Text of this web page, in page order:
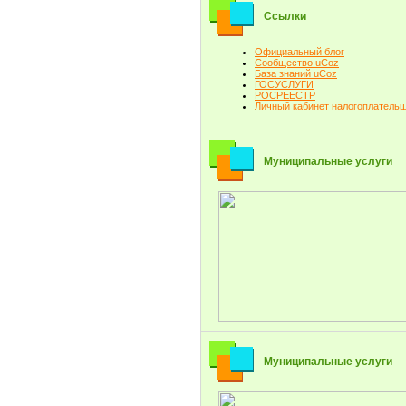
Ссылки
Официальный блог
Сообщество uCoz
База знаний uCoz
ГОСУСЛУГИ
РОСРЕЕСТР
Личный кабинет
Муниципальные услуги
Муниципальные услуги